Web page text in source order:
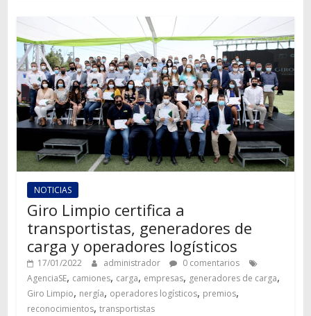
NOTICIAS
Giro Limpio certifica a
transportistas, generadores de
carga y operadores logísticos
17/01/2022 administrador
0 comentarios
AgenciaSE, camiones, carga, empresas, generadores de carga,
Giro Limpio, nergía, operadores logísticos, premios,
reconocimientos, transportistas